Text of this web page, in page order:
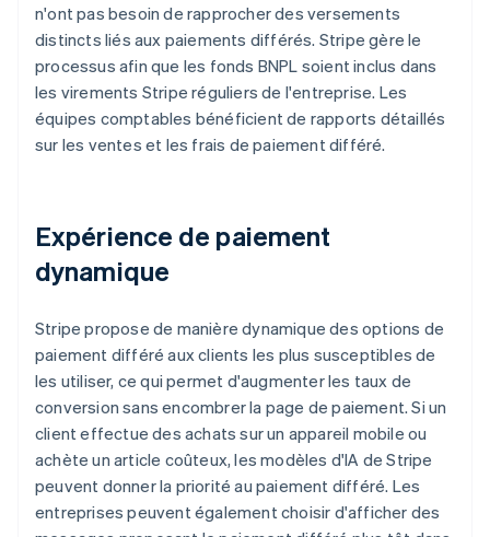
n'ont pas besoin de rapprocher des versements
distincts liés aux paiements différés. Stripe gère le
processus afin que les fonds BNPL soient inclus dans
les virements Stripe réguliers de l'entreprise. Les
équipes comptables bénéficient de rapports détaillés
sur les ventes et les frais de paiement différé.
Expérience de paiement
dynamique
Stripe propose de manière dynamique des options de
paiement différé aux clients les plus susceptibles de
les utiliser, ce qui permet d'augmenter les taux de
conversion sans encombrer la page de paiement. Si un
client effectue des achats sur un appareil mobile ou
achète un article coûteux, les modèles d'IA de Stripe
peuvent donner la priorité au paiement différé. Les
entreprises peuvent également choisir d'afficher des